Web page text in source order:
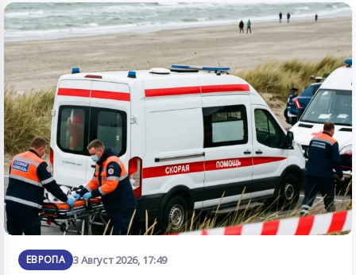
ЕВРОПА 3 Август 2026, 17:49